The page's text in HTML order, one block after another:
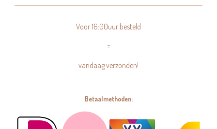
Voor 16:00uur besteld
=
vandaag verzonden!
Betaalmethoden: